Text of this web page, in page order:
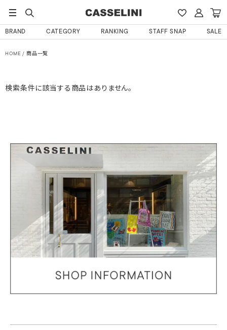
BRAND CATEGORY RANKING STAFF SNAP SALE
HOME 商品一覧
検索条件に該当する商品はありません。